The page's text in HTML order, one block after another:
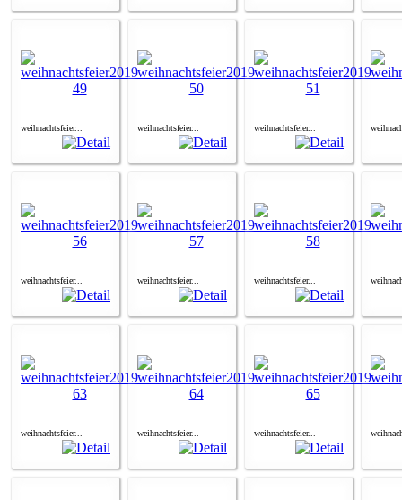
weihnachtsfeier... weihnachtsfeier... weihnachtsfeier...
weihnachtsfeier... weihnachtsfeier... weihnachtsfeier...
weihnachtsfeier... weihnachtsfeier... weihnachtsfeier...